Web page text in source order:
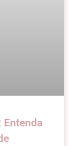
Entenda